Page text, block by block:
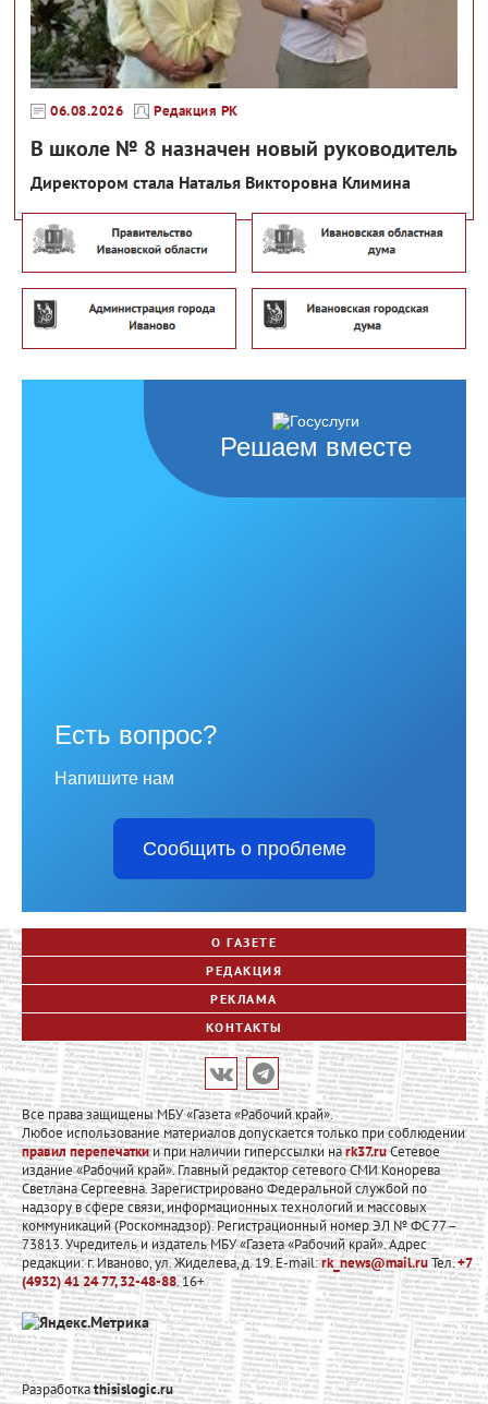
06.08.2026 Редакция РК
В школе № 8 назначен новый руководитель
Директором стала Наталья Викторовна Климина
Решаем вместе
Есть вопрос?
Напишите нам
Сообщить о проблеме
О ГАЗЕТЕ
РЕДАКЦИЯ
РЕКЛАМА
КОНТАКТЫ
Все права защищены МБУ «Газета «Рабочий край».
Любое использование материалов допускается только при соблюдении
правил перепечаткии при наличии гиперссылки наrk37.ruСетевое
издание «Рабочий край». Главный редактор сетевого СМИ Конорева
Светлана Сергеевна. Зарегистрировано Федеральной службой по
надзору в сфере связи, информационных технологий и массовых
коммуникаций (Роскомнадзор). Регистрационный номер ЭЛ № ФС 77 –
73813. Учредитель и издатель МБУ «Газета «Рабочий край». Адрес
редакции: г. Иваново, ул. Жиделева, д. 19. E-mail:rk_news@mail.ruТел.+7
(4932) 41 24 77, 32-48-88. 16+
Разработкаthisislogic.ru